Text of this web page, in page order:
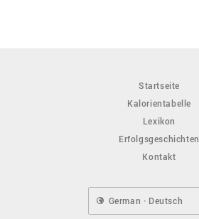
Startseite
Kalorientabelle
Lexikon
Erfolgsgeschichten
Kontakt
German · Deutsch